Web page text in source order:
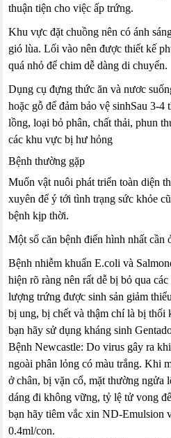
thuận tiện cho việc ấp trứng.
Khu vực đặt chuồng nên có ánh
gió lùa. Lối vào nên được thiết kế
quá nhỏ để chim dễ dàng di chuyển.
Dụng cụ đựng thức ăn và nươc
hoặc gỗ để đảm bảo vệ sinhSau 3-4
lồng, loại bỏ phân, chất thải, phun
các khu vực bị hư hỏng
Bệnh thường gặp
Muốn vật nuôi phát triển toàn diện
xuyên để ý tới tình trạng sức khỏe
bệnh kịp thời.
Một số căn bệnh điển hình nhất cần
Bệnh nhiễm khuẩn E.coli và
hiện rõ ràng nên rất dễ bị bỏ qua
lượng trứng được sinh sản giảm
bị ung, bị chết và thậm chí là bị thối
bạn hãy sử dụng kháng sinh
Bệnh Newcastle: Do virus gây ra
ngoài phân lỏng có màu trắng. Khi
ở chân, bị vặn cổ, mặt thường ngửa
dáng đi không vững, tỷ lệ tử vong
bạn hãy tiêm vắc xin ND-Emulsion
0.4ml/con.